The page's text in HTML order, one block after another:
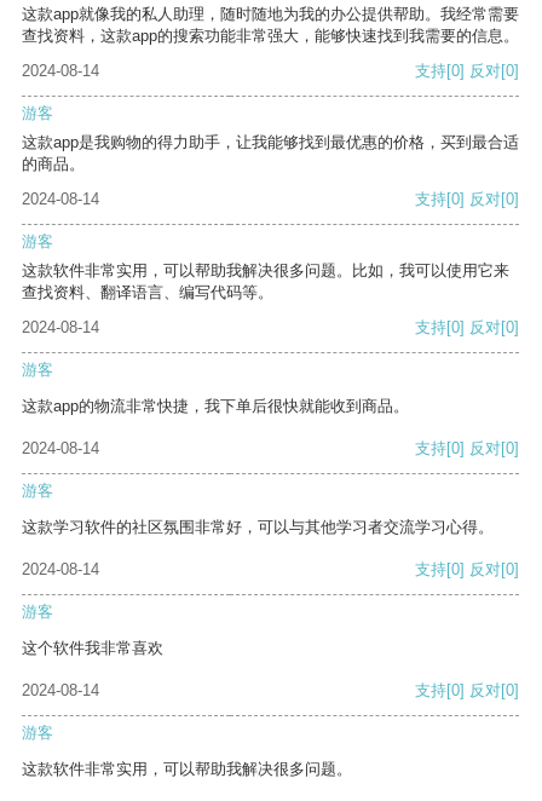
这款app就像我的私人助理，随时随地为我的办公提供帮助。我经常需要
查找资料，这款app的搜索功能非常强大，能够快速找到我需要的信息。
2024-08-14
支持[0] 反对[0]
游客
这款app是我购物的得力助手，让我能够找到最优惠的价格，买到最合适
的商品。
2024-08-14
支持[0] 反对[0]
游客
这款软件非常实用，可以帮助我解决很多问题。比如，我可以使用它来
查找资料、翻译语言、编写代码等。
2024-08-14
支持[0] 反对[0]
游客
这款app的物流非常快捷，我下单后很快就能收到商品。
2024-08-14 支持[0] 反对[0]
游客
这款学习软件的社区氛围非常好，可以与其他学习者交流学习心得。
2024-08-14 支持[0] 反对[0]
游客
这个软件我非常喜欢
2024-08-14 支持[0] 反对[0]
游客
这款软件非常实用，可以帮助我解决很多问题。